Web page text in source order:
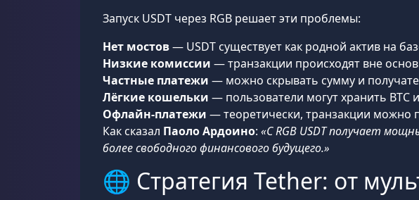
Запуск USDT через RGB решает эти проблемы:
Нет мостов— USDT существует как родной актив на
Низкие комиссии — транзакции происходят вне
Частные платежи — можно скрывать сумму и
Лёгкие кошельки — пользователи могут хранить BTC
Офлайн-платежи — теоретически, транзакции можно
Как сказал Паоло Ардоино: «С RGB USDT получает
более свободного финансового будущего.»
🌐 Стратегия Tether: от